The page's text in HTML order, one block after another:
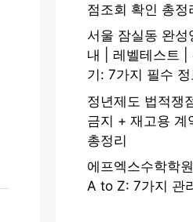
점조회 확인 총정
서울 잠실동 완
내 | 레벨테스트 |
기: 7가지 필수
정년제도 법적쟁
금지 + 재고용 계
총정리
에프엑스수학학
A to Z: 7가지 관